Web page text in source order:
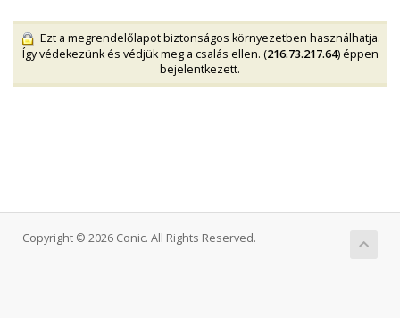
Ezt a megrendelőlapot biztonságos környezetben használhatja.
Így védekezünk és védjük meg a csalás ellen. (216.73.217.64) éppen
bejelentkezett.
Copyright © 2026 Conic. All Rights Reserved.